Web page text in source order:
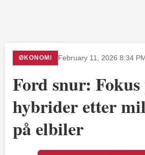
ØKONOMI February 11, 2026 8:34
Ford snur: Fokus
hybrider etter
på elbiler